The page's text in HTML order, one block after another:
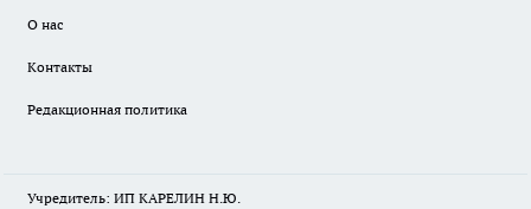
О нас
Контакты
Редакционная политика
Учредитель: ИП КАРЕЛИН Н.Ю.